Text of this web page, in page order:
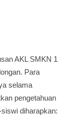
AKL SMKN 1
Para
selama
pengetahuan
diharapkan: